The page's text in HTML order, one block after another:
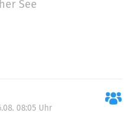
See
06:00-22:00
08:05 Uhr